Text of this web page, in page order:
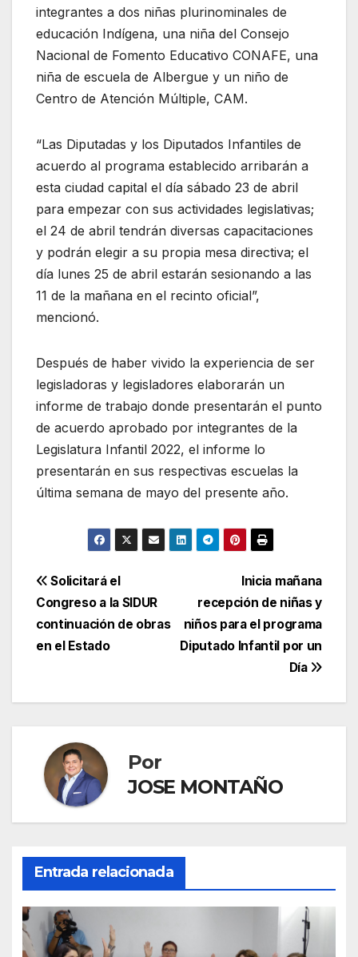
integrantes a dos niñas plurinominales de
educación Indígena, una niña del Consejo
Nacional de Fomento Educativo CONAFE, una
niña de escuela de Albergue y un niño de
Centro de Atención Múltiple, CAM.
“Las Diputadas y los Diputados Infantiles de
acuerdo al programa establecido arribarán a
esta ciudad capital el día sábado 23 de abril
para empezar con sus actividades legislativas;
el 24 de abril tendrán diversas capacitaciones
y podrán elegir a su propia mesa directiva; el
día lunes 25 de abril estarán sesionando a las
11 de la mañana en el recinto oficial”,
mencionó.
Después de haber vivido la experiencia de ser
legisladoras y legisladores elaborarán un
informe de trabajo donde presentarán el punto
de acuerdo aprobado por integrantes de la
Legislatura Infantil 2022, el informe lo
presentarán en sus respectivas escuelas la
última semana de mayo del presente año.
Navegación
de
entradas
Inicia mañana
recepción de niñas y
niños para el programa
Diputado Infantil por un
Día
Solicitará el
Congreso a la SIDUR
continuación de obras
en el Estado
Por
JOSE MONTAÑO
Entrada relacionada